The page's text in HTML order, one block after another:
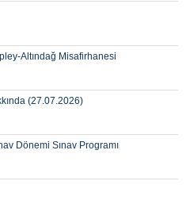
Altındağ Misafirhanesi
(27.07.2026)
Dönemi Sınav Programı